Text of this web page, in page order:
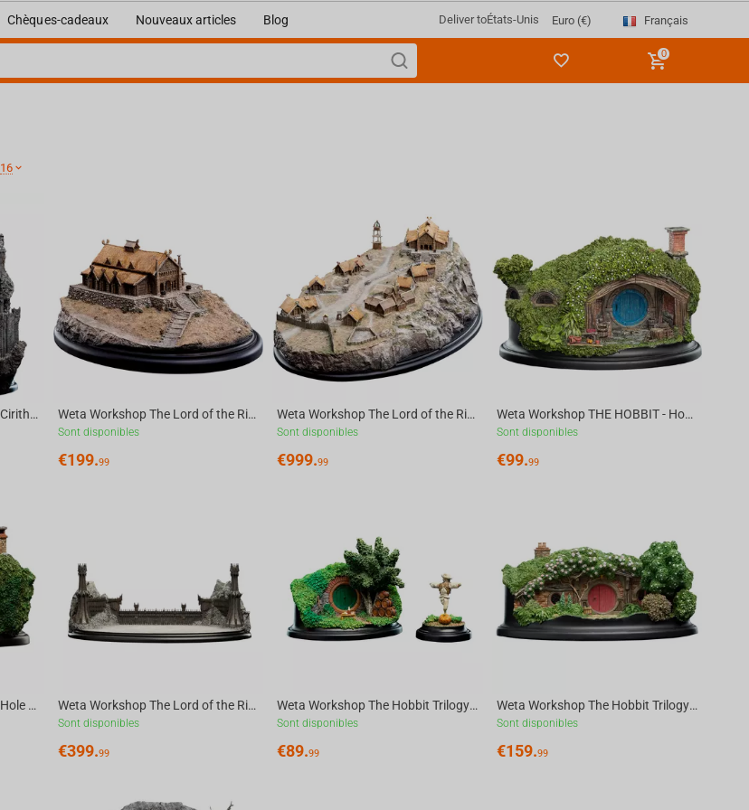
Chèques-cadeaux Nouveaux articles Blog Deliver toÉtats-Unis Euro (€) Français
0
16
The Lord of the Rings Trilogy Cirith Ungol Environment LE Weta Workshop The Lord of the Rings Trilogy - The Golden Hall of Edoras Environment
Sont disponibles
€199.99
Weta Workshop The Lord of the Rings Trilogy - Edoras Limited Edition Environment
Sont disponibles
€999.99
Weta Workshop THE HOBBIT - Hobbit Hole 1 Hill Lane Environment Statue
Sont disponibles
€99.99
Weta Workshop The Hobbit - Hole 34 Lakeside Environment Weta Workshop The Lord of the Rings Trilogy - The Black Gate Environment
Sont disponibles
€399.99
Weta Workshop The Hobbit Trilogy - Hobbit Hole - 15 Gardens Smial Environment
Sont disponibles
€89.99
Weta Workshop The Hobbit Trilogy - Hobbit Hole - 22 Pine Grove Environment
Sont disponibles
€159.99